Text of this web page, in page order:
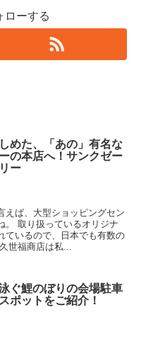
ローする
めた、「あの」有名な
の本店へ！サンクゼー
ー
えば、大型ショッピングセン
。 取り扱っているオリジナ
ているので、日本でも有数の
世福商店は私...
ぐ鯉のぼりの会場駐車
ポットをご紹介！